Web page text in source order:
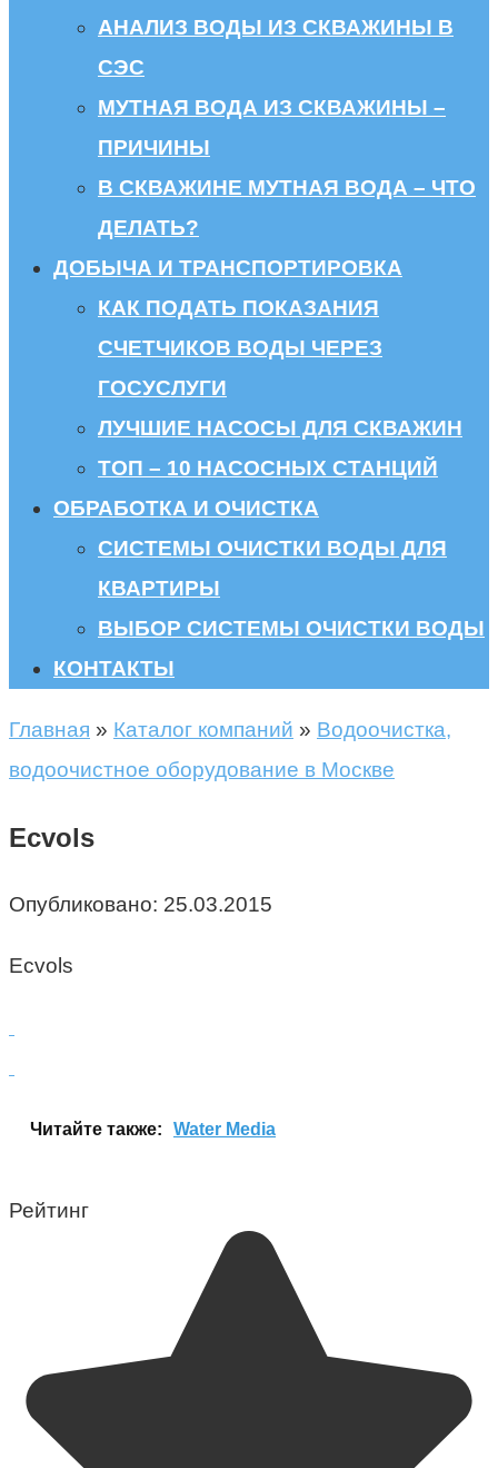
АНАЛИЗ ВОДЫ ИЗ СКВАЖИНЫ В
СЭС
МУТНАЯ ВОДА ИЗ СКВАЖИНЫ –
ПРИЧИНЫ
В СКВАЖИНЕ МУТНАЯ ВОДА – ЧТО
ДЕЛАТЬ?
ДОБЫЧА И ТРАНСПОРТИРОВКА
КАК ПОДАТЬ ПОКАЗАНИЯ
СЧЕТЧИКОВ ВОДЫ ЧЕРЕЗ
ГОСУСЛУГИ
ЛУЧШИЕ НАСОСЫ ДЛЯ СКВАЖИН
ТОП – 10 НАСОСНЫХ СТАНЦИЙ
ОБРАБОТКА И ОЧИСТКА
СИСТЕМЫ ОЧИСТКИ ВОДЫ ДЛЯ
КВАРТИРЫ
ВЫБОР СИСТЕМЫ ОЧИСТКИ ВОДЫ
КОНТАКТЫ
Главная » Каталог компаний » Водоочистка,
водоочистное оборудование в Москве
Ecvols
Опубликовано: 25.03.2015
Ecvols
Читайте также: Water Media
Рейтинг